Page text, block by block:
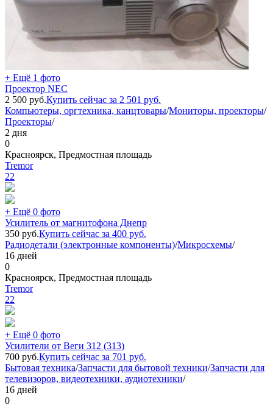
+ Ещё 1 фото
Проектор NEC
2 500 руб.Купить сейчас за 2 501 руб.
Компьютеры, оргтехника, канцтовары/Мониторы, проекторы/
Проекторы/
2 дня
0
Красноярск, Предмостная площадь
Tremor
22
+ Ещё 0 фото
Усилитель от магнитофона Днепр
350 руб.Купить сейчас за 400 руб.
Радиодетали (электронные компоненты)/Микросхемы/
16 дней
0
Красноярск, Предмостная площадь
Tremor
22
+ Ещё 0 фото
Усилители от Веги 312 (313)
700 руб.Купить сейчас за 701 руб.
Бытовая техника/Запчасти для бытовой техники/Запчасти для
телевизоров, видеотехники, аудиотехники/
16 дней
0